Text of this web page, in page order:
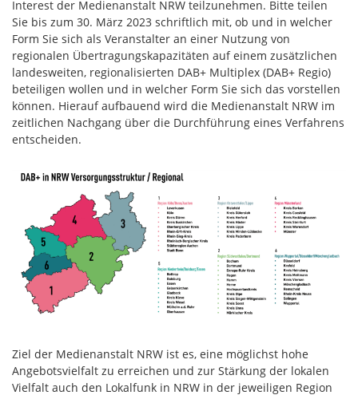
Interest der Medienanstalt NRW teilzunehmen. Bitte teilen
Sie bis zum 30. März 2023 schriftlich mit, ob und in welcher
Form Sie sich als Veranstalter an einer Nutzung von
regionalen Übertragungskapazitäten auf einem zusätzlichen
landesweiten, regionalisierten DAB+ Multiplex (DAB+ Regio)
beteiligen wollen und in welcher Form Sie sich das vorstellen
können. Hierauf aufbauend wird die Medienanstalt NRW im
zeitlichen Nachgang über die Durchführung eines Verfahrens
entscheiden.
Ziel der Medienanstalt NRW ist es, eine möglichst hohe
Angebotsvielfalt zu erreichen und zur Stärkung der lokalen
Vielfalt auch den Lokalfunk in NRW in der jeweiligen Region